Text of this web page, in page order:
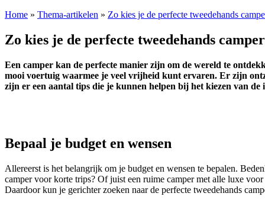
Home » Thema-artikelen » Zo kies je de perfecte tweedehands
Zo kies je de perfecte tweedehands
Een camper kan de perfecte manier zijn om de wereld te
mooi voertuig waarmee je veel vrijheid kunt ervaren. Er zijn
zijn er een aantal tips die je kunnen helpen bij het kiezen van
Bepaal je budget en wensen
Allereerst is het belangrijk om je budget en wensen te bepalen.
camper voor korte trips? Of juist een ruime camper met alle luxe
Daardoor kun je gerichter zoeken naar de perfecte tweedehands